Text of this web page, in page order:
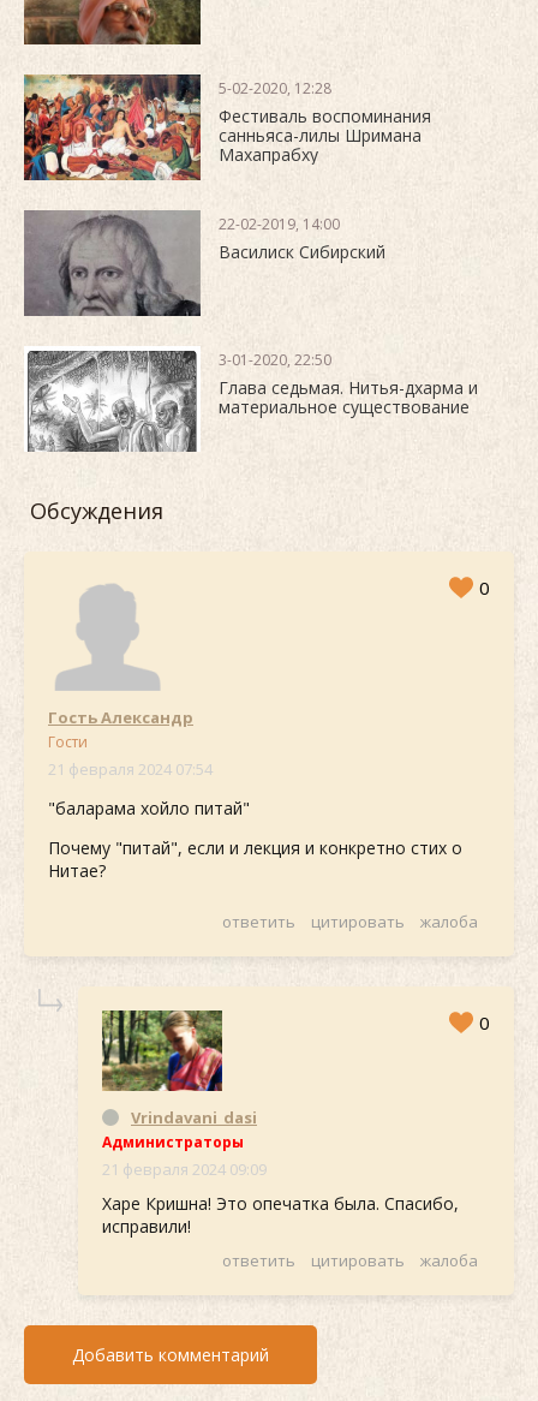
5-02-2020, 12:28
Фестиваль воспоминания
санньяса-лилы Шримана
Махапрабху
22-02-2019, 14:00
Василиск Сибирский
3-01-2020, 22:50
Глава седьмая. Нитья-дхарма и
материальное существование
Обсуждения
Гость Александр
Гости
21 февраля 2024 07:54
0
"баларама хойло питай"
Почему "питай", если и лекция и конкретно стих о
Нитае?
ответить цитировать жалоба
Vrindavani_dasi
Администраторы
21 февраля 2024 09:09
0
Харе Кришна! Это опечатка была. Спасибо,
исправили!
ответить цитировать жалоба
Добавить комментарий